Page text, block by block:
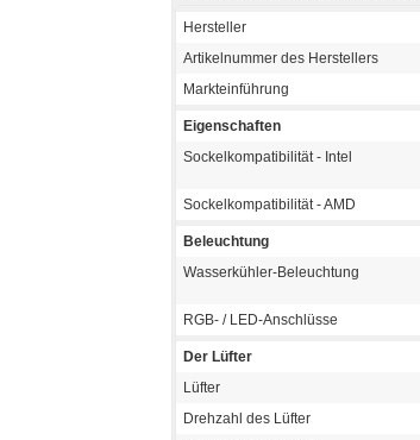
Hersteller
Artikelnummer des Herstellers
Markteinführung
Eigenschaften
Sockelkompatibilität - Intel
Sockelkompatibilität - AMD
Beleuchtung
Wasserkühler-Beleuchtung
RGB- / LED-Anschlüsse
Der Lüfter
Lüfter
Drehzahl des Lüfter